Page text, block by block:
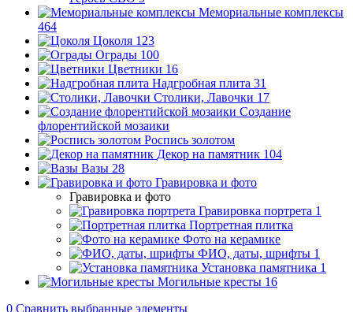
Мемориальные комплексы
464
Цоколя 123
Ограды 100
Цветники 16
Надгробная плита 31
Столики, Лавочки 17
Создание
флорентийской мозаики
Роспись золотом
Декор на памятник 104
Вазы 28
Гравировка и фото
Гравировка и фото
Гравировка портрета 1
Портретная плитка
Фото на керамике
ФИО, даты, шрифты 1
Установка памятника 1
Могильные кресты 16
0 Сравнить выбранные элементы